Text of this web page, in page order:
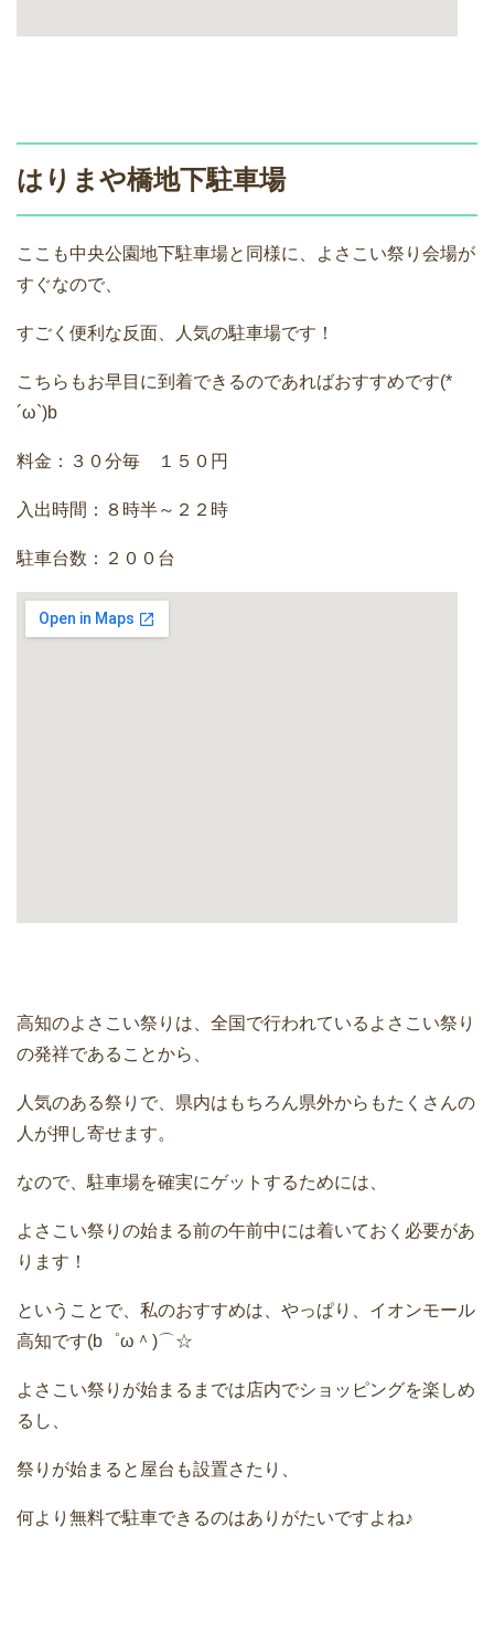
はりまや橋地下駐車場
ここも中央公園地下駐車場と同様に、よさこい祭り会場が
すぐなので、
すごく便利な反面、人気の駐車場です！
こちらもお早目に到着できるのであればおすすめです(*
´ω`)b
料金：３０分毎 １５０円
入出時間：８時半～２２時
駐車台数：２００台
高知のよさこい祭りは、全国で行われているよさこい祭り
の発祥であることから、
人気のある祭りで、県内はもちろん県外からもたくさんの
人が押し寄せます。
なので、駐車場を確実にゲットするためには、
よさこい祭りの始まる前の午前中には着いておく必要があ
ります！
ということで、私のおすすめは、やっぱり、イオンモール
高知です(b゜ω＾)⌒☆
よさこい祭りが始まるまでは店内でショッピングを楽しめ
るし、
祭りが始まると屋台も設置さたり、
何より無料で駐車できるのはありがたいですよね♪